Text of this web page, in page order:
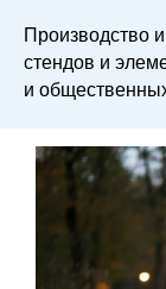
Производство
стендов и
и